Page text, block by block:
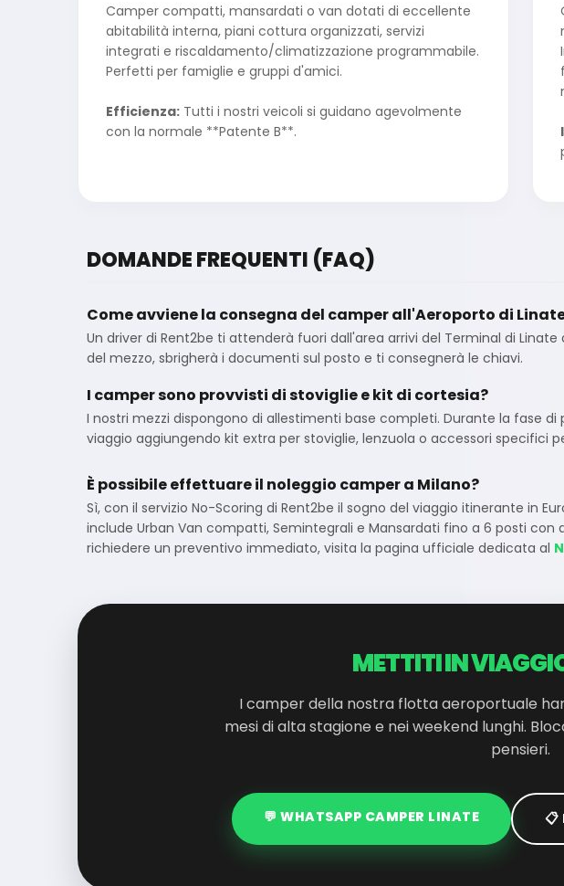
Camper compatti, mansardati o van dotati di eccellente
abitabilità interna, piani cottura organizzati, servizi
integrati e riscaldamento/climatizzazione programmabile.
Perfetti per famiglie e gruppi d'amici.
Efficienza: Tutti i nostri veicoli si guidano agevolmente
con la normale **Patente B**.
DOMANDE FREQUENTI (FAQ)
Come avviene la consegna del camper all'Aeroporto di
Un driver di Rent2be ti attenderà fuori dall'area arrivi del Terminal di
del mezzo, sbrigherà i documenti sul posto e ti consegnerà le chiavi.
I camper sono provvisti di stoviglie e kit di cortesia?
I nostri mezzi dispongono di allestimenti base completi. Durante la fase
viaggio aggiungendo kit extra per stoviglie, lenzuola o accessori specifici
È possibile effettuare il noleggio camper a Milano?
Sì, con il servizio No-Scoring di Rent2be il sogno del viaggio itinerante in
include Urban Van compatti, Semintegrali e Mansardati fino a 6 posti con
richiedere un preventivo immediato, visita la pagina ufficiale dedicata al
METTITI IN
I camper della nostra flotta aeroportuale
mesi di alta stagione e nei weekend lunghi.
pensieri.
💬 WHATSAPP CAMPER LINATE 📋